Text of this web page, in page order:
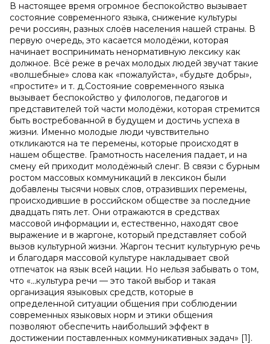
В настоящее время огромное беспокойство вызывает
состояние современного языка, снижение культуры
речи россиян, разных слоёв населения нашей страны. В
первую очередь, это касается молодёжи, которая
начинает воспринимать ненормативную лексику как
должное. Всё реже в речах молодых людей звучат такие
«волшебные» слова как «пожалуйста», «будьте добры»,
«простите» и т. д.Состояние современного языка
вызывает беспокойство у филологов, педагогов и
представителей той части молодёжи, которая стремится
быть востребованной в будущем и достичь успеха в
жизни. Именно молодые люди чувствительно
откликаются на те перемены, которые происходят в
нашем обществе. Грамотность населения падает, и на
смену ей приходит молодёжный сленг. В связи с бурным
ростом массовых коммуникаций в лексикон были
добавлены тысячи новых слов, отразивших перемены,
происходившие в российском обществе за последние
двадцать пять лет. Они отражаются в средствах
массовой информации и, естественно, находят свое
выражение и в жаргоне, который представляет собой
вызов культурной жизни. Жаргон теснит культурную речь
и благодаря массовой культуре накладывает свой
отпечаток на язык всей нации. Но нельзя забывать о том,
что «…культура речи — это такой выбор и такая
организация языковых средств, которые в
определенной ситуации общения при соблюдении
современных языковых норм и этики общения
позволяют обеспечить наибольший эффект в
достижении поставленных коммуникативных задач» [1].